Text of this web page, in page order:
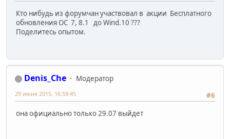
Кто нибудь из форумчан участвовал в акции Бесплатного
обновления ОС 7, 8.1 до Wind.10 ???
Поделитесь опытом.
Denis_Che
Модератор
#6
29 июня 2015, 16:59:45
она официально только 29.07 выйдет